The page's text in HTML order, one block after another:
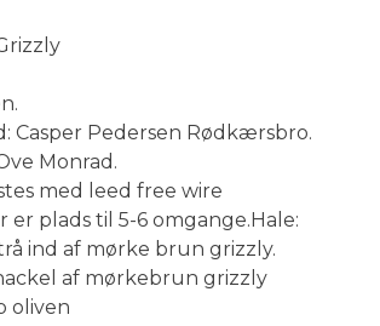
Casper Pedersen Rødkærsbro.
Monrad.
med leed free wire
er plads til 5-6 omgange.Hale:
ind af mørke brun grizzly.
af mørkebrun grizzly
oliven